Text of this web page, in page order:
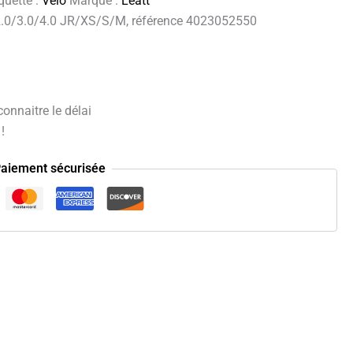
3.0/4.0 JR/XS/S/M, référence 4023052550
le délai
sécurisée